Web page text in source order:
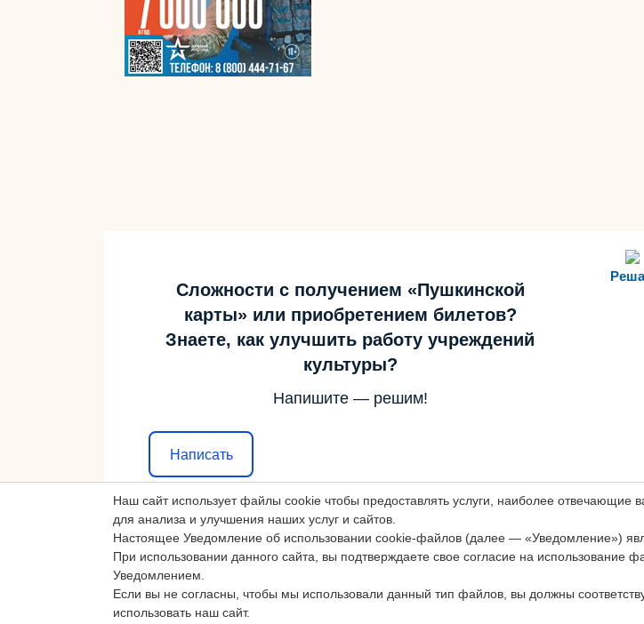
Наш сайт использует файлы cookie чтобы предоставлять услуги, наиболее
для анализа и улучшения наших услуг и сайтов.
Настоящее Уведомление об использовании cookie-файлов (далее — «Уведомление»)
При использовании данного сайта, вы подтверждаете свое согласие на использование
Уведомлением.
Если вы не согласны, чтобы мы использовали данный тип файлов, вы должны
использовать наш сайт.
Сложности с получением «Пушкинской
карты» или приобретением билетов?
Знаете, как улучшить работу учреждений
культуры?
Напишите — решим!
Написать